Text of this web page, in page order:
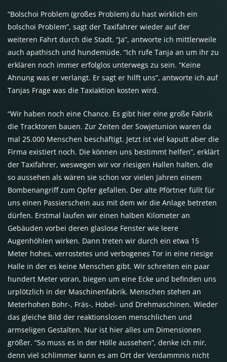
“Bolschoi Problem (großes Problem) du hast wirklich ein
bolschoi Problem”, sagt der Taxifahrer wieder auf der
weiteren Fahrt durch die Stadt. “Ja”, antworte ich mittlerweile
auch apathisch und hundemüde. “Ich rufe Tanja an um ihr zu
erklären noch immer erfolglos unterwegs zu sein. “Keine
Ahnung was er verlangt. Er sagt er hilft uns”, antworte ich auf
Tanjas Frage was die Taxiaktion kosten wird.
“Wir haben noch eine Chance. Es gibt hier eine große Fabrik
die Tracktoren bauen. Zur Zeiten der Sowjetunion waren da
mal 25.000 Menschen beschäftigt. Jetzt ist viel kaputt aber die
Firma existiert noch. Die können uns bestimmt helfen”, erklärt
der Taxifahrer, weswegen wir vor riesigen Hallen halten, die
so aussehen als wären sie schon vor vielen Jahren einem
Bombenangriff zum Opfer gefallen. Der alte Pförtner füllt für
uns einen Passierschein aus mit dem wir die Anlage betreten
dürfen. Erstmal laufen wir einen halben Kilometer an
Gebäuden vorbei deren glaslose Fenster wie leere
Augenhöhlen wirken. Dann treten wir durch ein etwa 15
Meter hohes, verrostetes und verbogenes Tor in eine riesige
Halle in der es keine Menschen gibt. Wir schreiten ein paar
hundert Meter voran, biegen um eine Ecke und befinden uns
urplötzlich in der Maschinenfabrik. Menschen stehen an
Meterhohen Bohr-, Fräs-, Hobel- und Drehmaschinen. Wieder
das gleiche Bild der reaktionslosen menschlichen und
armseligen Gestalten. Nur ist hier alles um Dimensionen
größer. “So muss es in der Hölle aussehen”, denke ich mir,
denn viel schlimmer kann es am Ort der Verdammnis nicht